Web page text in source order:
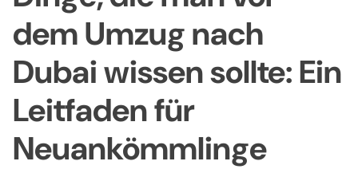
dem Umzug nach
Dubai wissen sollte: Ein
Leitfaden für
Neuankömmlinge